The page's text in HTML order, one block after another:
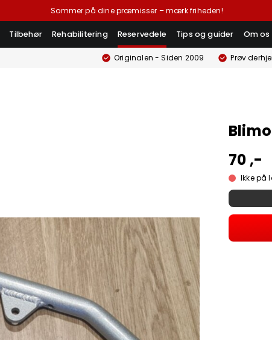
Sommer på dine præmisser – mærk friheden!
Tilbehør Rehabilitering Reservedele Tips og guider Om os
Originalen - Siden 2009 Prøv
70 ,-
Ikke på